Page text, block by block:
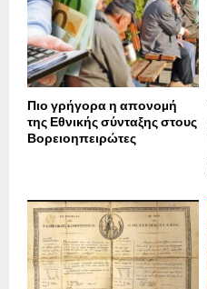
Πιο γρήγορα η απονοµή
της Εθνικής σύνταξης στους
Βορειοηπειρώτες